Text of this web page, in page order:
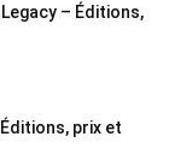
– Éditions,
prix et